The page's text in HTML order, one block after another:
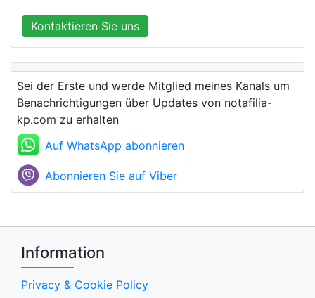
Kontaktieren Sie uns
Sei der Erste und werde Mitglied meines Kanals um
Benachrichtigungen über Updates von notafilia-
kp.com zu erhalten
Auf WhatsApp abonnieren
Abonnieren Sie auf Viber
Information
Privacy & Cookie Policy